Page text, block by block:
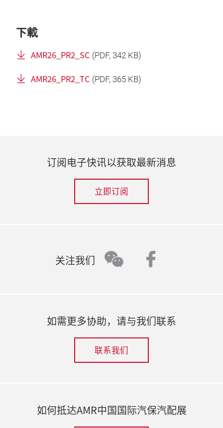
下載
AMR26_PR2_SC (PDF, 342 KB)
AMR26_PR2_TC (PDF, 365 KB)
订阅电子快讯以获取最新消息
立即订阅
关注我们 wechat
如需更多协助，请与我们联系
联系我们
如何抵达AMR中国国际汽保汽配展